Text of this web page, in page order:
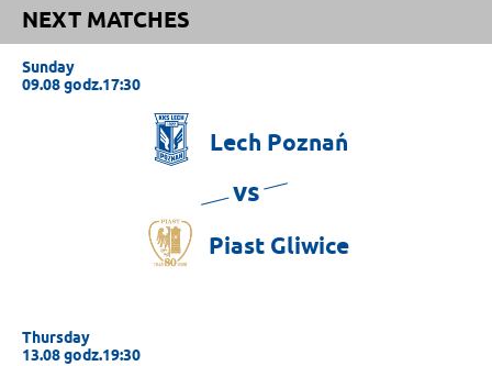
NEXT MATCHES
Sunday
09.08 godz.17:30
Lech Poznań
vs
Piast Gliwice
Thursday
13.08 godz.19:30